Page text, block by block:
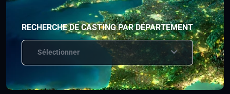
RECHERCHE DE CASTING PAR DÉPARTEMENT
Sélectionner